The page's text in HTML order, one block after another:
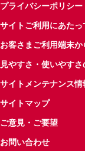
プライバシーポリシー
サイトご利用にあたっ
お客さまご利用端末
見やすさ・使いやすさ
サイトメンテナンス情
サイトマップ
ご意見・ご要望
お問い合わせ